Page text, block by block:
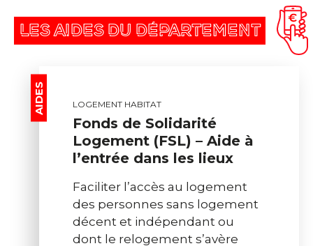
LES AIDES DU DÉPARTEMENT
LOGEMENT HABITAT
Fonds de Solidarité
Logement (FSL) – Aide à
l’entrée dans les lieux
Faciliter l’accès au logement
des personnes sans logement
décent et indépendant ou
dont le relogement s’avère
AIDES